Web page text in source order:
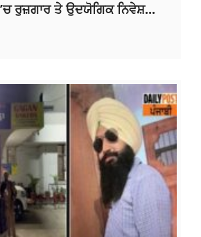
’ਚ ਰੁਜ਼ਗਾਰ ਤੇ ਉਦਯੋਗਿਕ ਨਿਵੇਸ਼...